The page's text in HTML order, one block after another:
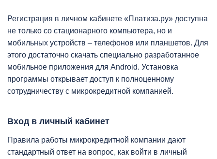
Регистрация в личном кабинете «Платиза.ру» доступна
не только со стационарного компьютера, но и
мобильных устройств – телефонов или планшетов. Для
этого достаточно скачать специально разработанное
мобильное приложения для Android. Установка
программы открывает доступ к полноценному
сотрудничеству с микрокредитной компанией.
Вход в личный кабинет
Правила работы микрокредитной компании дают
стандартный ответ на вопрос, как войти в личный